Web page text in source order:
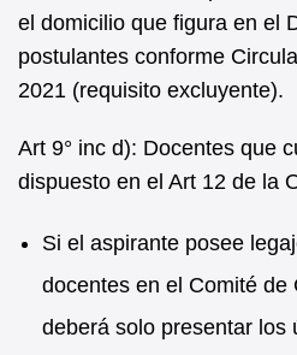
el domicilio que figura en el
postulantes conforme
2021 (requisito excluyente).
Art 9° inc d): Docentes que
dispuesto en el Art 12 de la
Si el aspirante posee
docentes en el Comité de
deberá solo presentar los